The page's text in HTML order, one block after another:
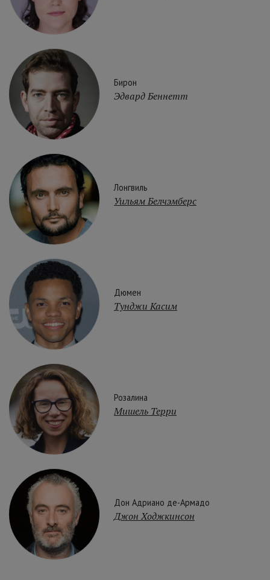
Бирон
Эдвард Беннетт
Лонгвиль
Уильям Белчэмберс
Дюмен
Тунджи Касим
Розалина
Мишель Терри
Дон Адриано де-Армадо
Джон Ходжкинсон